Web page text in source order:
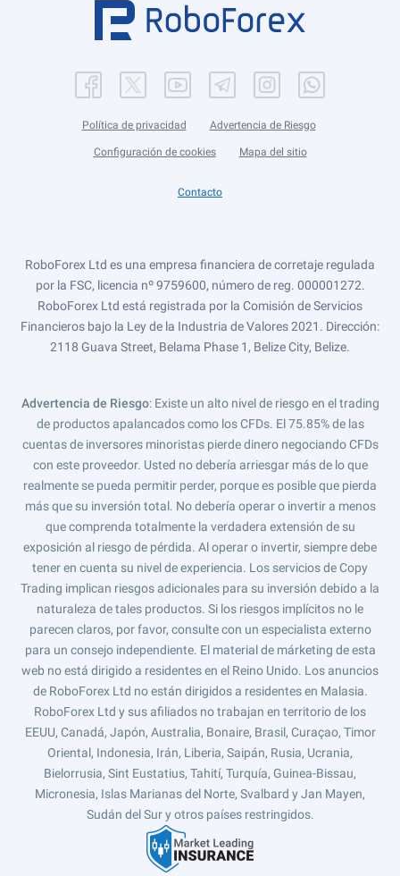
Política de privacidad Advertencia de Riesgo
Configuración de cookies Mapa del sitio
Contacto
RoboForex Ltd es una empresa financiera de corretaje regulada
por la FSC, licencia nº 9759600, número de reg. 000001272.
RoboForex Ltd está registrada por la Comisión de Servicios
Financieros bajo la Ley de la Industria de Valores 2021. Dirección:
2118 Guava Street, Belama Phase 1, Belize City, Belize.
Advertencia de Riesgo: Existe un alto nivel de riesgo en el trading
de productos apalancados como los CFDs. El 75.85% de las
cuentas de inversores minoristas pierde dinero negociando CFDs
con este proveedor. Usted no debería arriesgar más de lo que
realmente se pueda permitir perder, porque es posible que pierda
más que su inversión total. No debería operar o invertir a menos
que comprenda totalmente la verdadera extensión de su
exposición al riesgo de pérdida. Al operar o invertir, siempre debe
tener en cuenta su nivel de experiencia. Los servicios de Copy
Trading implican riesgos adicionales para su inversión debido a la
naturaleza de tales productos. Si los riesgos implícitos no le
parecen claros, por favor, consulte con un especialista externo
para un consejo independiente. El material de márketing de esta
web no está dirigido a residentes en el Reino Unido. Los anuncios
de RoboForex Ltd no están dirigidos a residentes en Malasia.
RoboForex Ltd y sus afiliados no trabajan en territorio de los
EEUU, Canadá, Japón, Australia, Bonaire, Brasil, Curaçao, Timor
Oriental, Indonesia, Irán, Liberia, Saipán, Rusia, Ucrania,
Bielorrusia, Sint Eustatius, Tahití, Turquía, Guinea-Bissau,
Micronesia, Islas Marianas del Norte, Svalbard y Jan Mayen,
Sudán del Sur y otros países restringidos.